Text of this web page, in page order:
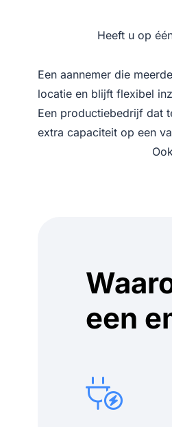
Heeft u op
Een aannemer die
locatie en blijft flexibel
Een productiebedrijf dat
extra capaciteit op een
een